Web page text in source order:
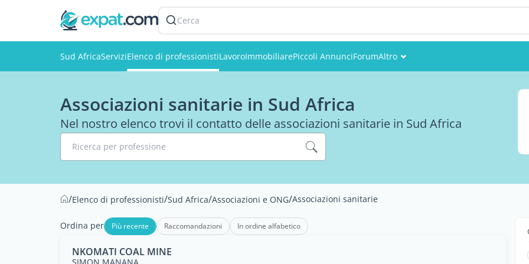
Cerca
Sud AfricaServiziElenco di professionistiLavoroImmobiliarePiccoli AnnunciForumAltro
Associazioni sanitarie in Sud Africa
Nel nostro elenco trovi il contatto delle associazioni sanitarie in Sud Africa
Ricerca per professione
/Elenco di professionisti/Sud Africa/Associazioni e ONG/Associazioni sanitarie
Ordina per Più recente Raccomandazioni In ordine alfabetico
NKOMATI COAL MINE